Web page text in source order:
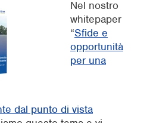
Nel nostro
whitepaper
“Sfide e
opportunità
per una
dal punto di vista